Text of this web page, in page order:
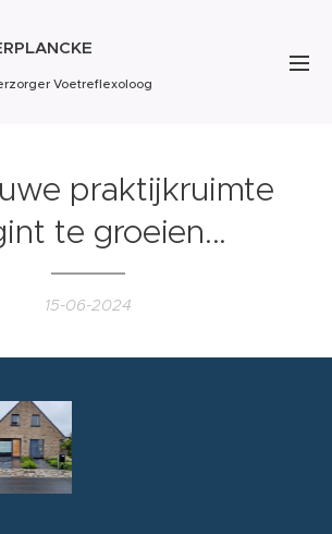
Voetreflexoloog
praktijkruimte
te groeien...
15-06-2024